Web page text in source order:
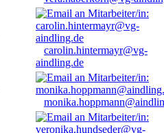
carolin.hintermayr@vg-
aindling.de